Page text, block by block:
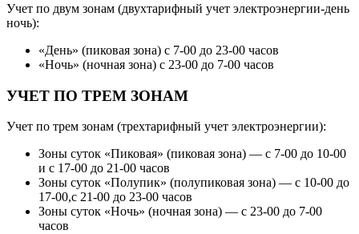
Учет по двум зонам (двухтарифный учет электроэнергии-день
ночь):
«День» (пиковая зона) с 7-00 до 23-00 часов
«Ночь» (ночная зона) с 23-00 до 7-00 часов
УЧЕТ ПО ТРЕМ ЗОНАМ
Учет по трем зонам (трехтарифный учет электроэнергии):
Зоны суток «Пиковая» (пиковая зона) — с 7-00 до 10-00
и с 17-00 до 21-00 часов
Зоны суток «Полупик» (полупиковая зона) — с 10-00 до
17-00,с 21-00 до 23-00 часов
Зоны суток «Ночь» (ночная зона) — с 23-00 до 7-00
часов